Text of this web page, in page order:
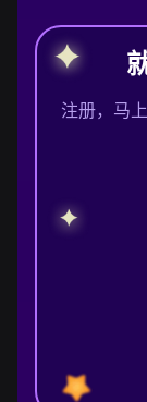
注册，马